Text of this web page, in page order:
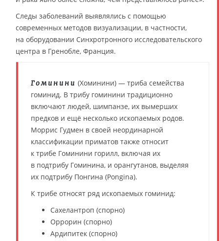
Следы заболеваний выявлялись с помощью
современных методов визуализации, в частности,
на оборудовании Синхротронного исследовательского
центра в Гренобле, Франция.
Гоминини (Хоминини) — триба семейства
гоминид. В трибу гоминини традиционно
включают людей, шимпанзе, их вымерших
предков и ещё несколько ископаемых родов.
Моррис Гудмен в своей неординарной
классификации приматов также относит
к трибе Гоминини горилл, включая их
в подтрибу Гоминина, и орангутанов, выделяя
их подтрибу Понгина (Pongina).
К трибе относят ряд ископаемых гоминид:
Сахелантроп (спорно)
Оррорин (спорно)
Ардипитек (спорно)